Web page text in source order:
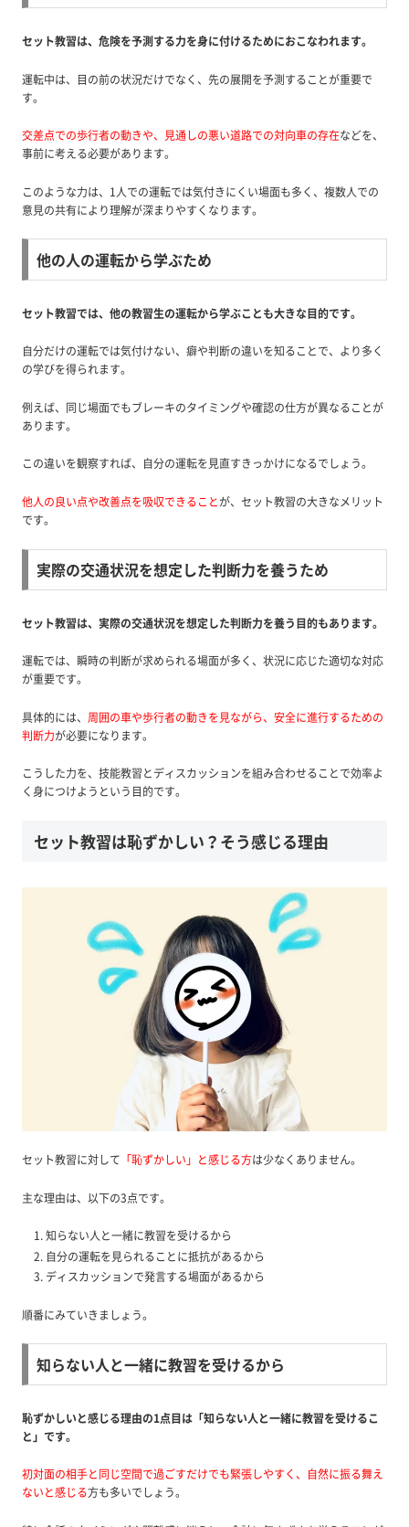
セット教習は、危険を予測する力を身に付けるためにおこなわれます。
運転中は、目の前の状況だけでなく、先の展開を予測することが重要で
す。
交差点での歩行者の動きや、見通しの悪い道路での対向車の存在などを、
事前に考える必要があります。
このような力は、1人での運転では気付きにくい場面も多く、複数人での
意見の共有により理解が深まりやすくなります。
他の人の運転から学ぶため
セット教習では、他の教習生の運転から学ぶことも大きな目的です。
自分だけの運転では気付けない、癖や判断の違いを知ることで、より多く
の学びを得られます。
例えば、同じ場面でもブレーキのタイミングや確認の仕方が異なることが
あります。
この違いを観察すれば、自分の運転を見直すきっかけになるでしょう。
他人の良い点や改善点を吸収できることが、セット教習の大きなメリット
です。
実際の交通状況を想定した判断力を養うため
セット教習は、実際の交通状況を想定した判断力を養う目的もあります。
運転では、瞬時の判断が求められる場面が多く、状況に応じた適切な対応
が重要です。
具体的には、 周囲の車や歩行者の動きを見ながら、安全に進行するための
判断力が必要になります。
こうした力を、技能教習とディスカッションを組み合わせることで効率よ
く身につけようという目的です。
セット教習は恥ずかしい？そう感じる理由
セット教習に対して 「恥ずかしい」と感じる方は少なくありません。
主な理由は、以下の3点です。
知らない人と一緒に教習を受けるから
自分の運転を見られることに抵抗があるから
ディスカッションで発言する場面があるから
順番にみていきましょう。
知らない人と一緒に教習を受けるから
恥ずかしいと感じる理由の1点目は「知らない人と一緒に教習を受けるこ
と」です。
初対面の相手と同じ空間で過ごすだけでも緊張しやすく、自然に振る舞え
ないと感じる方も多いでしょう。